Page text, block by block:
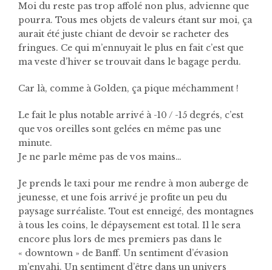
Moi du reste pas trop affolé non plus, advienne que
pourra. Tous mes objets de valeurs étant sur moi, ça
aurait été juste chiant de devoir se racheter des
fringues. Ce qui m’ennuyait le plus en fait c’est que
ma veste d’hiver se trouvait dans le bagage perdu.
Car là, comme à Golden, ça pique méchamment !
Le fait le plus notable arrivé à -10 / -15 degrés, c’est
que vos oreilles sont gelées en même pas une
minute.
Je ne parle même pas de vos mains…
Je prends le taxi pour me rendre à mon auberge de
jeunesse, et une fois arrivé je profite un peu du
paysage surréaliste. Tout est enneigé, des montagnes
à tous les coins, le dépaysement est total. Il le sera
encore plus lors de mes premiers pas dans le
« downtown » de Banff. Un sentiment d’évasion
m’envahi. Un sentiment d’être dans un univers